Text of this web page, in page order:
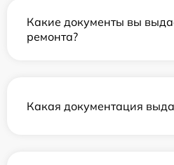
Какие документы вы
ремонта?
Какая документация